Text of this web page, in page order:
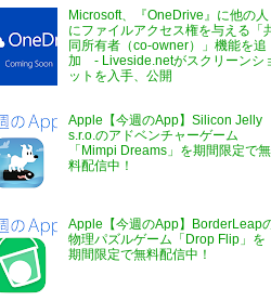
Microsoft、『OneDrive』に他の人
にファイルアクセス権を与える「
同所有者（co-owner）」機能を追
加 - Liveside.netがスクリーンシ
ットを入手、公開
Apple【今週のApp】Silicon Jelly
s.r.o.のアドベンチャーゲーム
「Mimpi Dreams」を期間限定で無
料配信中！
Apple【今週のApp】BorderLeap
物理パズルゲーム「Drop Flip」を
期間限定で無料配信中！